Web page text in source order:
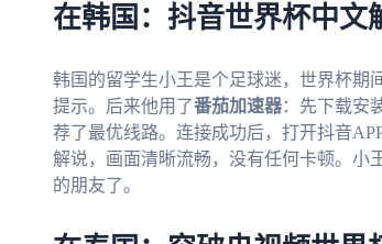
在韩国：抖音世界杯中文
韩国的留学生小王是个足球迷，世界杯期
提示。后来他用了番茄加速器：先下载安
荐了最优线路。连接成功后，打开抖音
解说，画面清晰流畅，没有任何卡顿。小
的朋友了。